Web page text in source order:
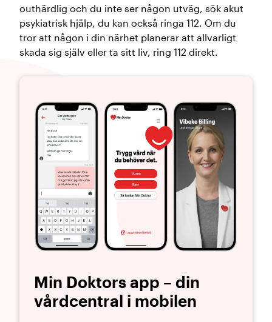
outhärdlig och du inte ser någon utväg, sök akut
psykiatrisk hjälp, du kan också ringa 112. Om du
tror att någon i din närhet planerar att allvarligt
skada sig själv eller ta sitt liv, ring 112 direkt.
Min Doktors app – din
vårdcentral i mobilen